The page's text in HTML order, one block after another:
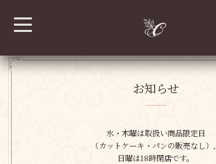
t
o
l
e
お知らせ
水・木曜は取扱い商品限定日
（カットケーキ・パンの販売なし），
日曜は18時閉店です。